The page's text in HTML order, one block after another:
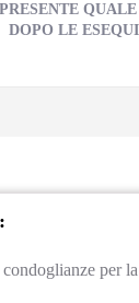
DOPO LE
per